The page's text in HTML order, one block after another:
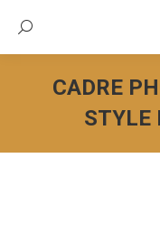
Recherche:
CADRE
STYLE